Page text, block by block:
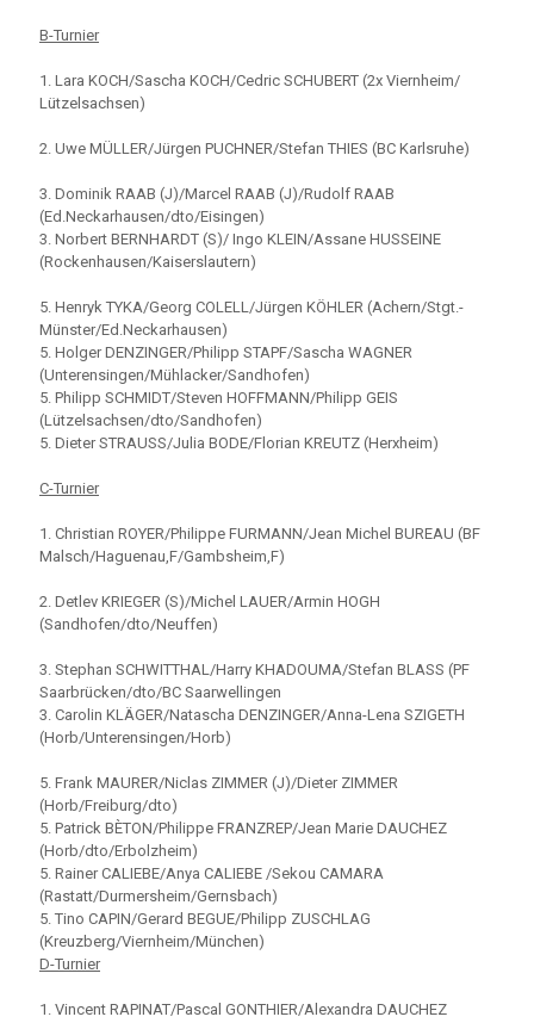
B-Turnier
1. Lara KOCH/Sascha KOCH/Cedric SCHUBERT (2x Viernheim/
Lützelsachsen)
2. Uwe MÜLLER/Jürgen PUCHNER/Stefan THIES (BC Karlsruhe)
3. Dominik RAAB (J)/Marcel RAAB (J)/Rudolf RAAB
(Ed.Neckarhausen/dto/Eisingen)
3. Norbert BERNHARDT (S)/ Ingo KLEIN/Assane HUSSEINE
(Rockenhausen/Kaiserslautern)
5. Henryk TYKA/Georg COLELL/Jürgen KÖHLER (Achern/Stgt.-
Münster/Ed.Neckarhausen)
5. Holger DENZINGER/Philipp STAPF/Sascha WAGNER
(Unterensingen/Mühlacker/Sandhofen)
5. Philipp SCHMIDT/Steven HOFFMANN/Philipp GEIS
(Lützelsachsen/dto/Sandhofen)
5. Dieter STRAUSS/Julia BODE/Florian KREUTZ (Herxheim)
C-Turnier
1. Christian ROYER/Philippe FURMANN/Jean Michel BUREAU (BF
Malsch/Haguenau,F/Gambsheim,F)
2. Detlev KRIEGER (S)/Michel LAUER/Armin HOGH
(Sandhofen/dto/Neuffen)
3. Stephan SCHWITTHAL/Harry KHADOUMA/Stefan BLASS (PF
Saarbrücken/dto/BC Saarwellingen
3. Carolin KLÄGER/Natascha DENZINGER/Anna-Lena SZIGETH
(Horb/Unterensingen/Horb)
5. Frank MAURER/Niclas ZIMMER (J)/Dieter ZIMMER
(Horb/Freiburg/dto)
5. Patrick BÈTON/Philippe FRANZREP/Jean Marie DAUCHEZ
(Horb/dto/Erbolzheim)
5. Rainer CALIEBE/Anya CALIEBE /Sekou CAMARA
(Rastatt/Durmersheim/Gernsbach)
5. Tino CAPIN/Gerard BEGUE/Philipp ZUSCHLAG
(Kreuzberg/Viernheim/München)
D-Turnier
1. Vincent RAPINAT/Pascal GONTHIER/Alexandra DAUCHEZ